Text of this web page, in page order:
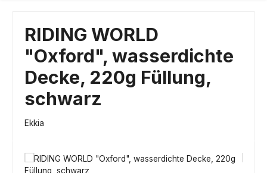
RIDING WORLD
"Oxford", wasserdichte
Decke, 220g Füllung,
schwarz
Ekkia
Bildergalerie überspringen